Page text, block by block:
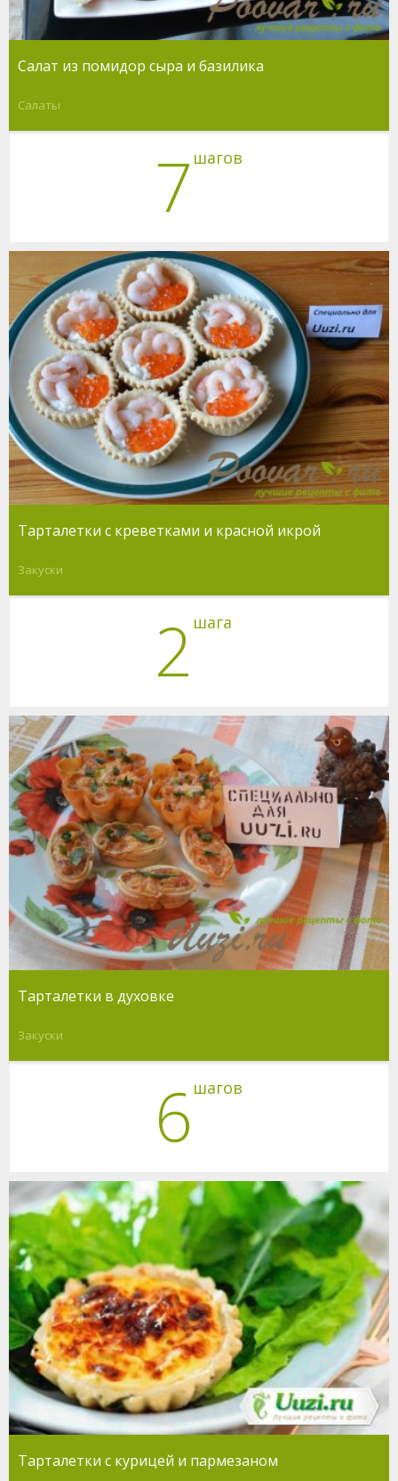
Салат из помидор сыра и базилика
Салаты
7 шагов
Тарталетки с креветками и красной икрой
Закуски
2 шага
Тарталетки в духовке
Закуски
6 шагов
Тарталетки с курицей и пармезаном